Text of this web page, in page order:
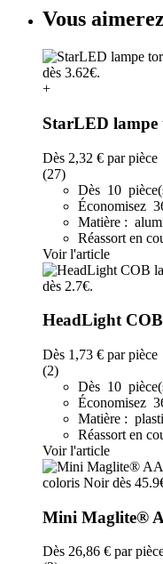
Vous
+
StarLED lampe
Dès 2,32 € par pièce
(27)
Dès 10
Économisez
Matière :
Réassort en
Voir l'article
HeadLight
Dès 1,73 € par pièce
(2)
Dès 10
Économisez
Matière :
Réassort en
Voir l'article
Mini Maglite®
Dès 26,86 € par